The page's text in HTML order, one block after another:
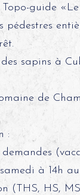
guide
pédestres
sapins à
de
:
à 14h
(THS, HS,